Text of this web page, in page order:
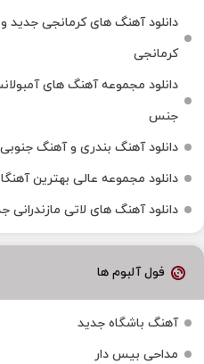
دانلود آهنگ‌ های کرمانجی
کرمانجی
دانلود مجموعه آهنگ های
جنس
دانلود آهنگ بندری و آهنگ
دانلود مجموعه عالی بهترین
دانلود آهنگ‌ های لاتی مازندرانی
فول آلبوم ها
آهنگ باشگاه جدید
مداحی بیس دار